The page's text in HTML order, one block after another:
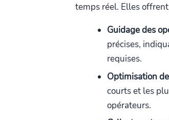
temps réel. Elles
Guidage des
précises,
requises.
Optimisation
courts et les
opérateurs.